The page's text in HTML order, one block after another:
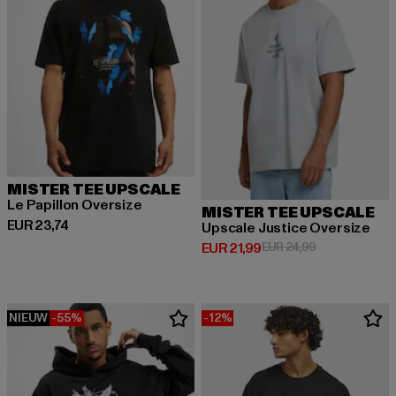
MISTER TEE UPSCALE
Le Papillon Oversize
EUR 23,74
Huidige prijs: EUR 23,74
MISTER TEE UPSCALE
Upscale Justice Oversize
EUR 21,99
Huidige prijs: EUR 21,99
EUR 24,99Actieprijs:
NIEUW -55% -12%